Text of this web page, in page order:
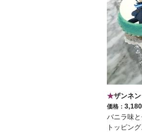
★ザンネ
価格：
バニラ味
トッピン